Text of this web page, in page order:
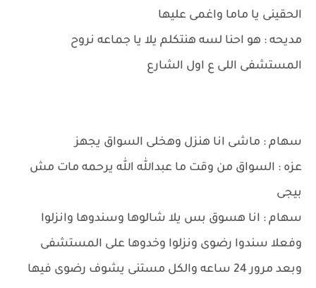
الحقينى يا ماما واغمى عليها
مديحه : هو احنا لسه هنتكلم يلا يا جماعه نروح
المستشفى اللى ع اول الشارع
سهام : ماشى انا هنزل وهخلى السواق يجهز
عزه : السواق من وقت ما عبدالله الله يرحمه مات مش
بيجى
سهام : انا هسوق بس يلا شالوها وسندوها وانزلوا
وفعلا سندوا رضوى ونزلوا وخدوها على المستشفى
وبعد مرور 24 ساعه والكل مستنى يشوف رضوى فيها